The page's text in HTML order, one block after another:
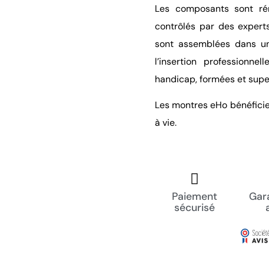
Les composants sont
contrôlés par des
sont assemblées dans
l’insertion
handicap, formées et
Les montres eHo
à vie.
Paiement
sécurisé